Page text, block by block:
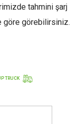
tahmini şarj
göre görebilirsiniz.
TRUCK